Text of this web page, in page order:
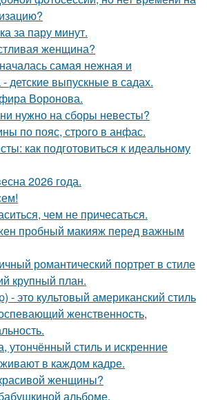
за пару минут.
женщина?
самая нежная и
детские выпускные в садах.
Воронова.
нужно на сборы невесты?
по пояс, строго в анфас.
как подготовиться к идеальному
2026 года.
чем не причесаться.
пробный макияж перед важным
романтический портрет в стиле
крупный план.
- это культовый американский стиль
женственность,
утончённый стиль и искренние
в каждом кадре.
женщины?
альбоме.